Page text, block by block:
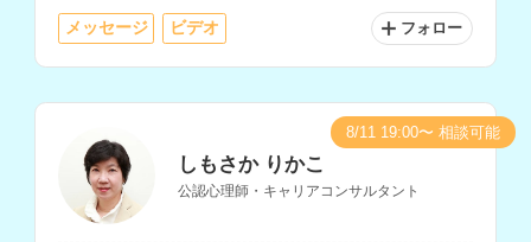
メッセージ ビデオ フォロー
しもさか りかこ
公認心理師・キャリアコンサルタント
8/11 19:00〜 相談可能